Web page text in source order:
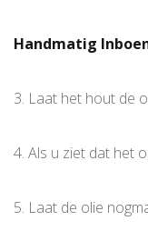
Handmatig
3. Laat het hout de
4. Als u ziet dat het
5. Laat de olie